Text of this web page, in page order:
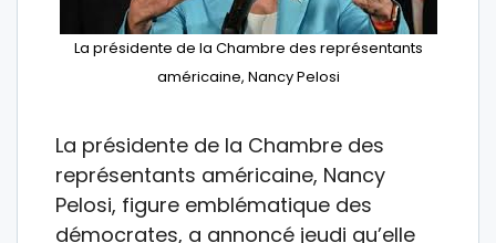
La présidente de la Chambre des représentants
américaine, Nancy Pelosi
La présidente de la Chambre des
représentants américaine, Nancy
Pelosi, figure emblématique des
démocrates, a annoncé jeudi qu’elle